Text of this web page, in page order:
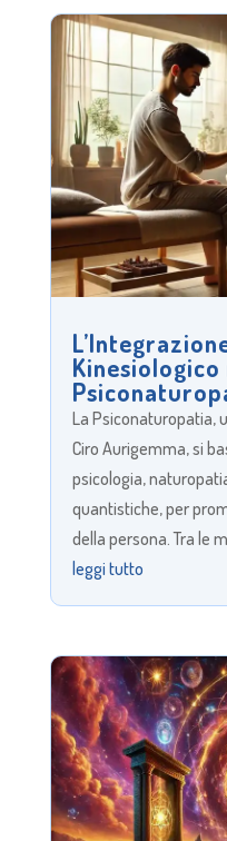
Kinesiologico
La Psiconaturopatia,
Ciro Aurigemma, si
psicologia,
quantistiche, per
della persona. Tra le
leggi tutto